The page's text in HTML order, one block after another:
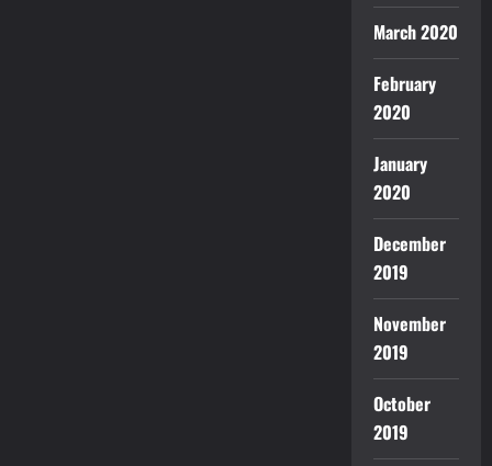
March 2020
February
2020
January
2020
December
2019
November
2019
October
2019